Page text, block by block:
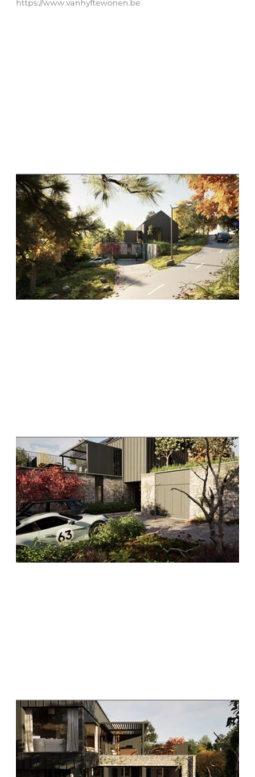
https://www.vanhyftewonen.be